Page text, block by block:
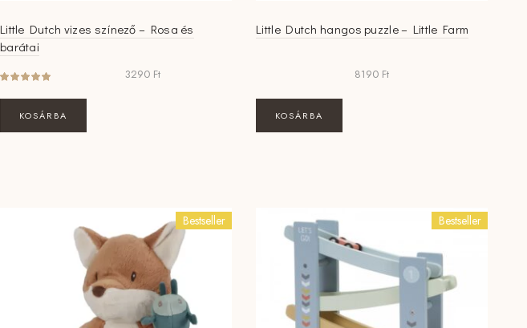
Little Dutch vizes színező – Rosa és
barátai
3290 Ft
KOSÁRBA
Little Dutch hangos puzzle – Little Farm
8190 Ft
KOSÁRBA
Bestseller Bestseller